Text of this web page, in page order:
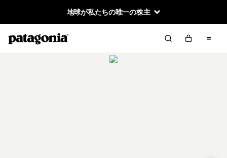
地球が私たちの唯一の株主